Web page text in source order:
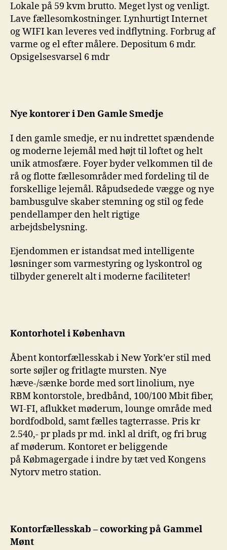
Lokale på 59 kvm brutto. Meget lyst og venligt.
Lave fællesomkostninger. Lynhurtigt Internet
og WIFI kan leveres ved indflytning. Forbrug af
varme og el efter målere. Depositum 6 mdr.
Opsigelsesvarsel 6 mdr
Nye kontorer i Den Gamle Smedje
I den gamle smedje, er nu indrettet spændende
og moderne lejemål med højt til loftet og helt
unik atmosfære. Foyer byder velkommen til de
rå og flotte fællesområder med fordeling til de
forskellige lejemål. Råpudsedede vægge og nye
bambusgulve skaber stemning og stil og fede
pendellamper den helt rigtige
arbejdsbelysning.
Ejendommen er istandsat med intelligente
løsninger som varmestyring og lyskontrol og
tilbyder generelt alt i moderne faciliteter!
Kontorhotel i København
Åbent kontorfællesskab i New York’er stil med
sorte søjler og fritlagte mursten. Nye
hæve-/sænke borde med sort linolium, nye
RBM kontorstole, bredbånd, 100/100 Mbit fiber,
WI-FI, aflukket møderum, lounge område med
bordfodbold, samt fælles tagterrasse. Pris kr
2.540,- pr plads pr md. inkl al drift, og fri brug
af møderum. Kontoret er beliggende
på Købmagergade i indre by tæt ved Kongens
Nytorv metro station.
Kontorfællesskab – coworking på Gammel
Mønt